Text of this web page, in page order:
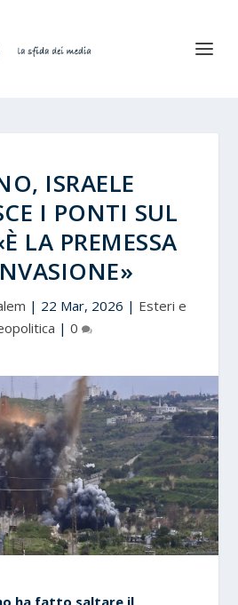
ISRAELE
I PONTI SUL
LA PREMESSA
| 22 Mar, 2026 | Esteri e
| 0
ha fatto saltare il